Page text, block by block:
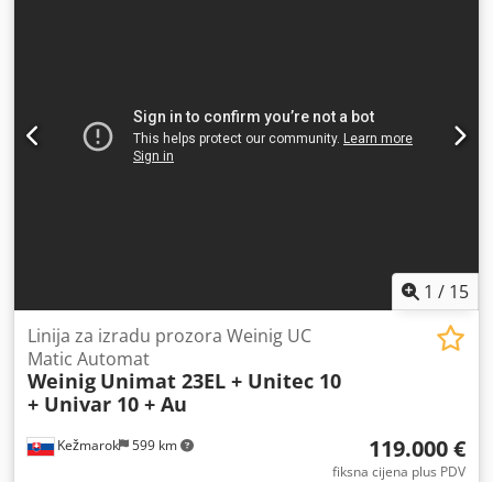
1 / 15
Kežmarok 599 km
Linija za izradu prozora Weinig UC
Matic Automat
Weinig Unimat 23EL + Unitec 10
+ Univar 10 + Au
119.000 €
fiksna cijena plus PDV